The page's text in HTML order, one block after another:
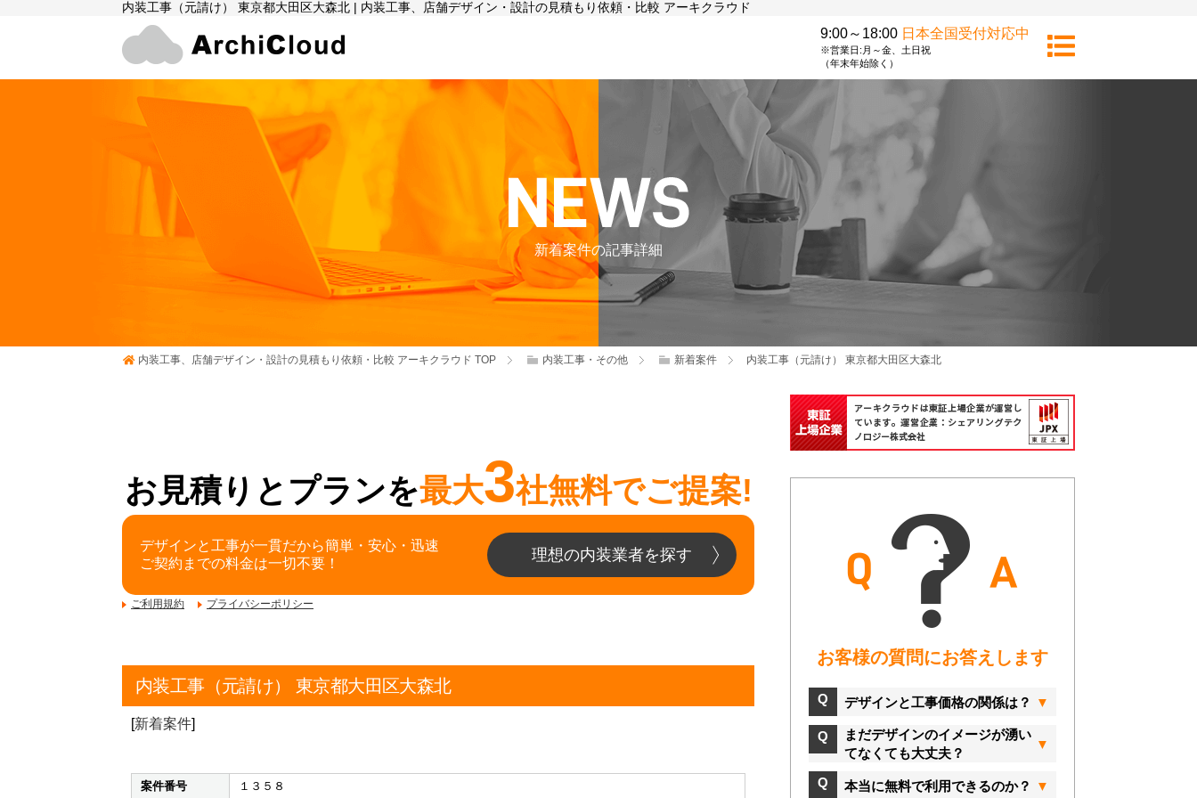
内装工事（元請け） 東京都大田区大森北 | 内装工事、店舗デザイン・設計の見積もり依頼・比較 アーキクラウド
9:00～18:00 日本全国受付対応中
※営業日:月～金、土日祝
（年末年始除く）
新着案件の記事詳細
内装工事、店舗デザイン・設計の見積もり依頼・比較 アーキクラウド TOP 内装工事・その他 新着案件 内装工事（元請け） 東京都大田区大森北
お見積りとプランを最大3社無料でご提案!
デザインと工事が一貫だから簡単・安心・迅速
ご契約までの料金は一切不要！
理想の内装業者を探す
ご利用規約 プライバシーポリシー
内装工事（元請け） 東京都大田区大森北
[新着案件]
案件番号 １３５８
お客様の質問にお答えします
デザインと工事価格の関係は？
まだデザインのイメージが湧い
てなくても大丈夫？
本当に無料で利用できるのか？